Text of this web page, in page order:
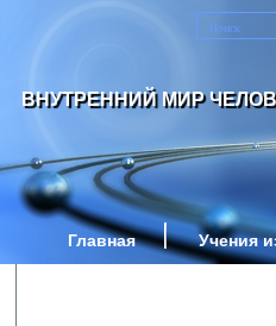
ВНУТРЕННИЙ МИР
Главная Учения